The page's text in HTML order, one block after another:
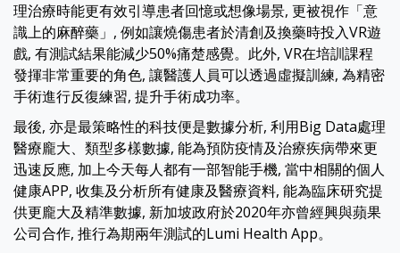
理治療時能更有效引導患者回憶或想像場景, 更被視作「意
識上的麻醉藥」, 例如讓燒傷患者於清創及換藥時投入VR遊
戲, 有測試結果能減少50%痛楚感覺。此外, VR在培訓課程
發揮非常重要的角色, 讓醫護人員可以透過虛擬訓練, 為精密
手術進行反復練習, 提升手術成功率。
最後, 亦是最策略性的科技便是數據分析, 利用Big Data處理
醫療龐大、類型多樣數據, 能為預防疫情及治療疾病帶來更
迅速反應, 加上今天每人都有一部智能手機, 當中相關的個人
健康APP, 收集及分析所有健康及醫療資料, 能為臨床研究提
供更龐大及精準數據, 新加坡政府於2020年亦曾經興與蘋果
公司合作, 推行為期兩年測試的Lumi Health App。